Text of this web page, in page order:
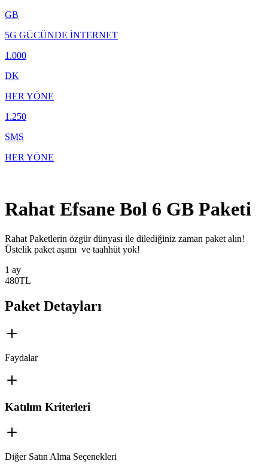
GB
5G GÜCÜNDE İNTERNET
1.000
DK
HER YÖNE
1.250
SMS
HER YÖNE
Rahat Efsane Bol 6 GB Paketi
​​​​​Rahat Paketlerin özgür dünyası ile dilediğiniz zaman paket alın!
Üstelik paket aşımı ve taahhüt yok!
1 ay
480TL
Paket Detayları
Faydalar
Katılım Kriterleri
Diğer Satın Alma Seçenekleri